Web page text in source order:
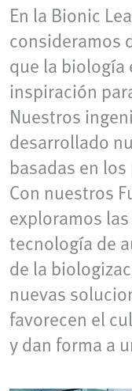
En la Bionic
consideramos
que la biología
inspiración
Nuestros
desarrollado
basadas en
Con nuestros
exploramos
tecnología de
de la
nuevas
favorecen el
y dan forma a